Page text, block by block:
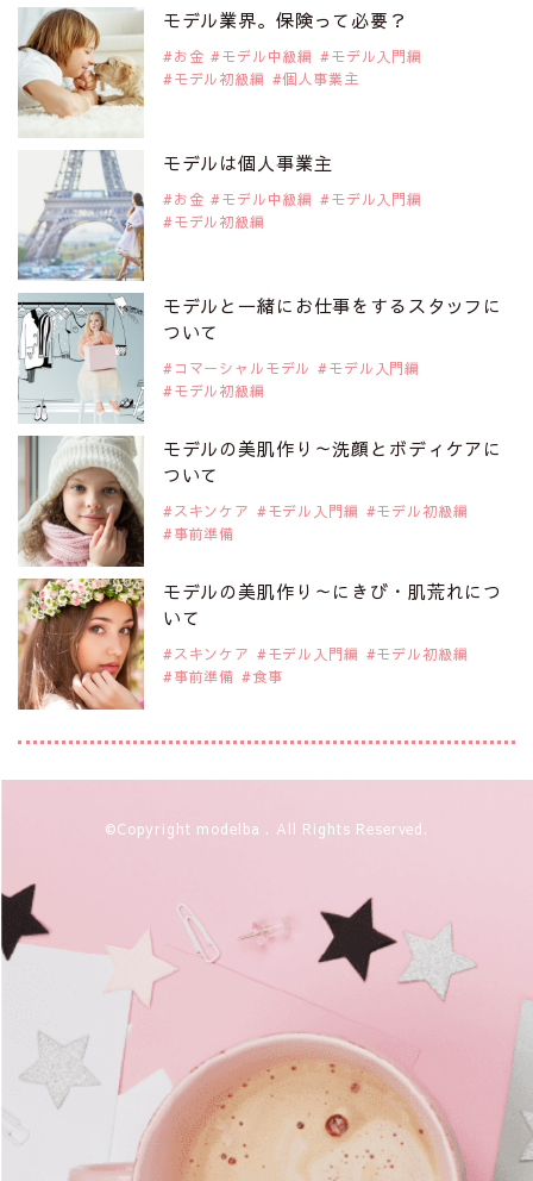
是非ご覧ください。
注目のアジア系モデル
2019年9月29日
是非ご覧ください。
アジアの注目モデル Rebecca Tan
2019年9月29日
注目モデルを1名追加いたしました。
是非ご覧ください。
注目モデル イーランさん
2019年9月29日
注目モデルを1名追加いたしました。
是非ご覧ください。
注目モデル 谷口蘭さん
2019年9月29日
注目モデルを1名追加いたしました。
是非ご覧ください。
注目モデル カーラ・デルヴィーニュ
2019年9月29日
注目モデルを1名追加いたしました。
2019年9月29日
注目モデルを1名追加いたしました。
注目モデル 中条あやみさん
モデル業界。保険って必要？
お金 モデル中級編
モデル入門編
モデル初級編
個人事業主
モデルは個人事業主
お金 モデル中級編
モデル入門編
モデル初級編
モデルと一緒にお仕事をするスタッフに
ついて
コマーシャルモデル
モデル入門編
モデル初級編
モデルの美肌作り～洗顔とボディケアに
ついて
スキンケア モデル入門編
モデル初級編
事前準備
モデルの美肌作り～にきび・肌荒れにつ
いて
スキンケア モデル入門編
モデル初級編
事前準備
食事
©Copyright modelba . All Rights Reserved.